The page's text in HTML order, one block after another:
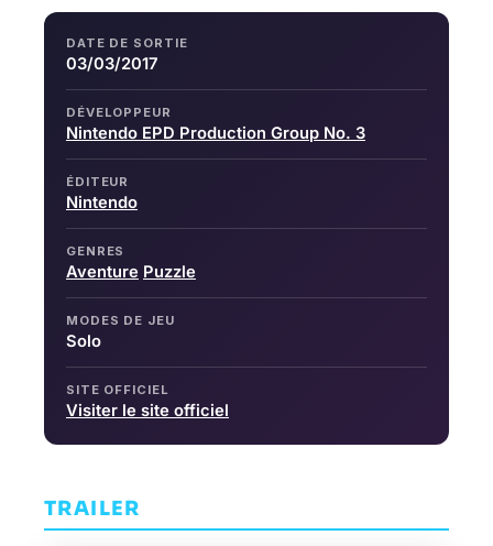
DATE DE SORTIE
03/03/2017
DÉVELOPPEUR
Nintendo EPD Production Group No. 3
ÉDITEUR
Nintendo
GENRES
Aventure Puzzle
MODES DE JEU
Solo
SITE OFFICIEL
Visiter le site officiel
TRAILER